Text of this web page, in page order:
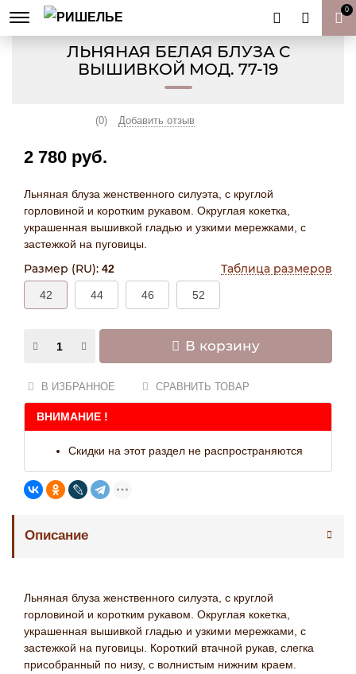
0
ГЛАВНАЯ РАСПРОДАЖА ОДЕЖДЫ ИЗ ЛЬНА
ЛЬНЯНАЯ БЕЛАЯ БЛУЗА С
ВЫШИВКОЙ МОД. 77-19
(0) Добавить отзыв
2 780 руб.
Льняная блуза женственного силуэта, с круглой
горловиной и коротким рукавом. Округлая кокетка,
украшенная вышивкой гладью и узкими мережками, с
застежкой на пуговицы.
Размер (RU): Таблица размеров
42
42 44 46 52
В корзину
В ИЗБРАННОЕ СРАВНИТЬ ТОВАР
ВНИМАНИЕ !
Скидки на этот раздел не распространяются
Описание
Льняная блуза женственного силуэта, с круглой
горловиной и коротким рукавом. Округлая кокетка,
украшенная вышивкой гладью и узкими мережками, с
застежкой на пуговицы. Короткий втачной рукав, слегка
присобранный по низу, с волнистым нижним краем.